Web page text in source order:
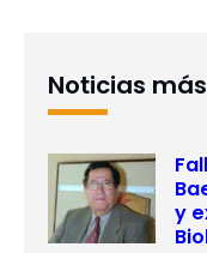
Noticias
y